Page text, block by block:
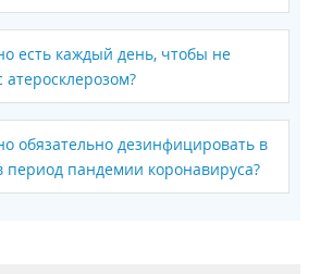
есть каждый день, чтобы не
атеросклерозом?
обязательно дезинфицировать в
период пандемии коронавируса?